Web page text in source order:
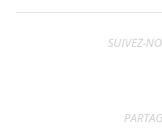
SUIVEZ-